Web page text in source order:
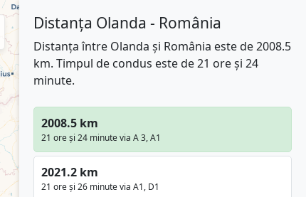
Distanța Olanda - România
Distanța între Olanda și România este de 2008.5
km. Timpul de condus este de 21 ore și 24
minute.
2008.5 km
21 ore și 24 minute via A 3, A1
2021.2 km
21 ore și 26 minute via A1, D1